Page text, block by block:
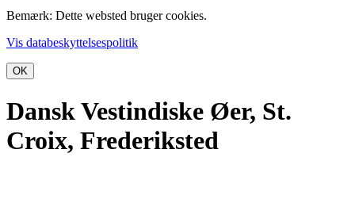
Bemærk: Dette websted bruger cookies.
Vis databeskyttelsespolitik
OK
Dansk Vestindiske Øer, St.
Croix, Frederiksted